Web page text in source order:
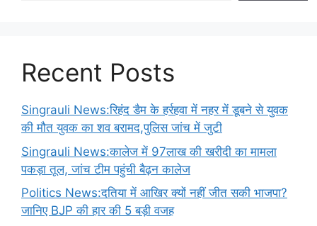
Recent Posts
Singrauli News:रिहंद डैम के हर्रहवा में नहर में डूबने से युवक
की मौत युवक का शव बरामद,पुलिस जांच में जुटी
Singrauli News:कालेज में 97लाख की खरीदी का मामला
पकड़ा तूल, जांच टीम पहुंची बैढ़न कालेज
Politics News:दतिया में आखिर क्यों नहीं जीत सकी भाजपा?
जानिए BJP की हार की 5 बड़ी वजह